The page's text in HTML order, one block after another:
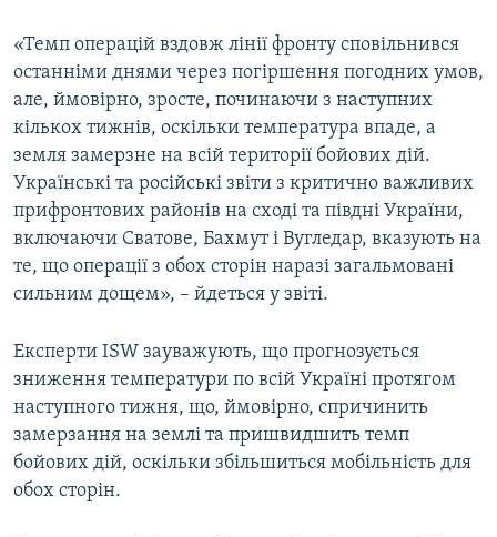
Усі сайти RFE/RL
«Темп операцій вздовж лінії фронту сповільнився
останніми днями через погіршення погодних умов,
але, ймовірно, зросте, починаючи з наступних
кількох тижнів, оскільки температура впаде, а
земля замерзне на всій території бойових дій.
Українські та російські звіти з критично важливих
прифронтових районів на сході та півдні України,
включаючи Сватове, Бахмут і Вугледар, вказують на
те, що операції з обох сторін наразі загальмовані
сильним дощем», – йдеться у звіті.
Експерти ISW зауважують, що прогнозується
зниження температури по всій Україні протягом
наступного тижня, що, ймовірно, спричинить
замерзання на землі та пришвидшить темп
бойових дій, оскільки збільшиться мобільність для
обох сторін.